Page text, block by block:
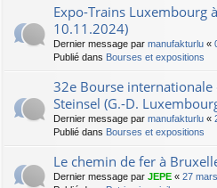
Expo-Trains Luxembourg
10.11.2024)
Dernier message par manufakturlu «
Publié dans Bourses et expositions
32e Bourse
Steinsel (G.-D.
Dernier message par manufakturlu «
Publié dans Bourses et expositions
Le chemin de fer à
Dernier message par JEPE « 27